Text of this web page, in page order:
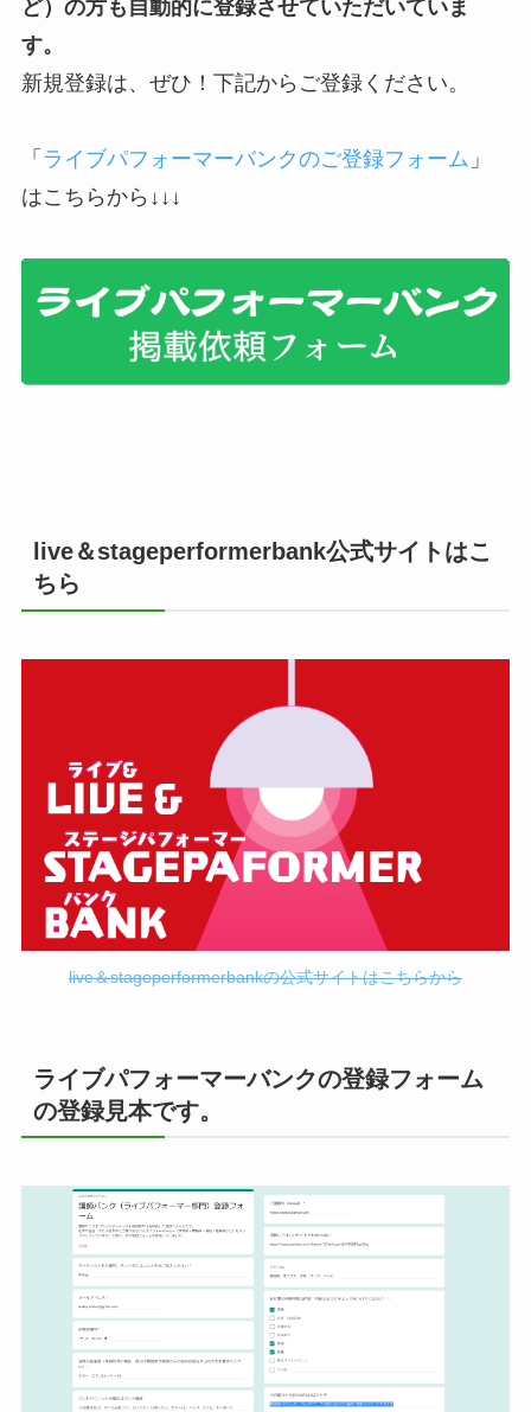
ど）の方も自動的に登録させていただいていま
す。
新規登録は、ぜひ！下記からご登録ください。
「 ライブパフォーマーバンクのご登録フォーム 」
はこちらから↓↓↓
live＆stageperformerbank公式サイトはこ
ちら
live＆stageperformerbankの公式サイトはこちらから
ライブパフォーマーバンクの登録フォーム
の登録見本です。